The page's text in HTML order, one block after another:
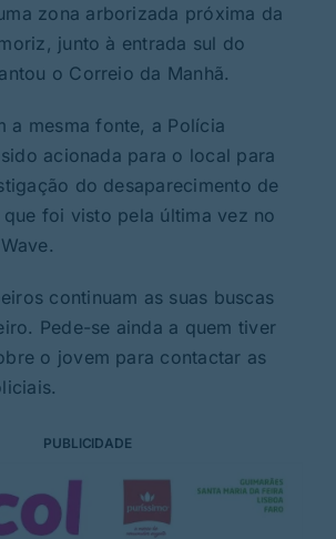
zona arborizada próxima da
junto à entrada sul do
o Correio da Manhã.
a mesma fonte, a Polícia
acionada para o local para
do desaparecimento de
que foi visto pela última vez no
continuam as suas buscas
Pede-se ainda a quem tiver
o jovem para contactar as
PUBLICIDADE